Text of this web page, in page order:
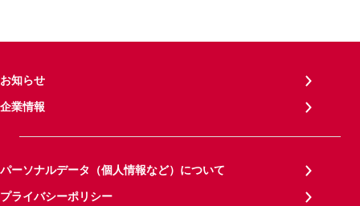
お知らせ
企業情報
パーソナルデータ（個人情報など）について
プライバシーポリシー